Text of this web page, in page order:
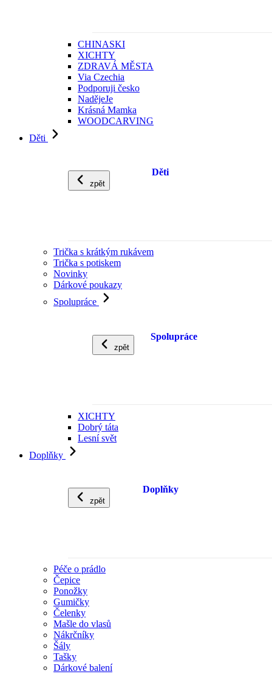
CHINASKI
XICHTY
ZDRAVÁ MĚSTA
Via Czechia
Podporuji česko
NadějeJe
Krásná Mamka
WOODCARVING
Děti
zpět
Děti
Trička s krátkým rukávem
Trička s potiskem
Novinky
Dárkové poukazy
Spolupráce
zpět
Spolupráce
XICHTY
Dobrý táta
Lesní svět
Doplňky
zpět
Doplňky
Péče o prádlo
Čepice
Ponožky
Gumičky
Čelenky
Mašle do vlasů
Nákrčníky
Šály
Tašky
Dárkové balení